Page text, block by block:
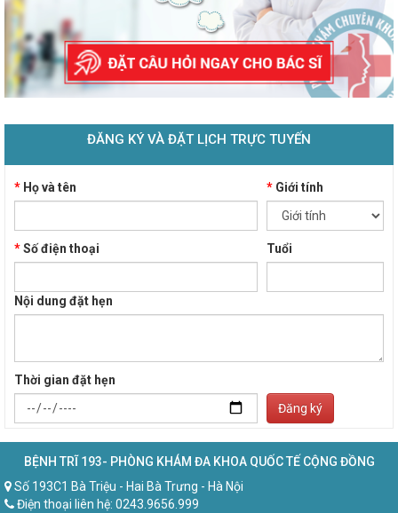
ĐĂNG KÝ VÀ ĐẶT LỊCH TRỰC TUYẾN
* Họ và tên *Giới tính
*Số điện thoại Tuổi
Nội dung đặt hẹn
Thời gian đặt hẹn
Đăng ký
BỆNH TRĨ 193- PHÒNG KHÁM ĐA KHOA QUỐC TẾ CỘNG ĐỒNG
Số 193C1 Bà Triệu - Hai Bà Trưng - Hà Nội
Điện thoại liên hệ: 0243.9656.999